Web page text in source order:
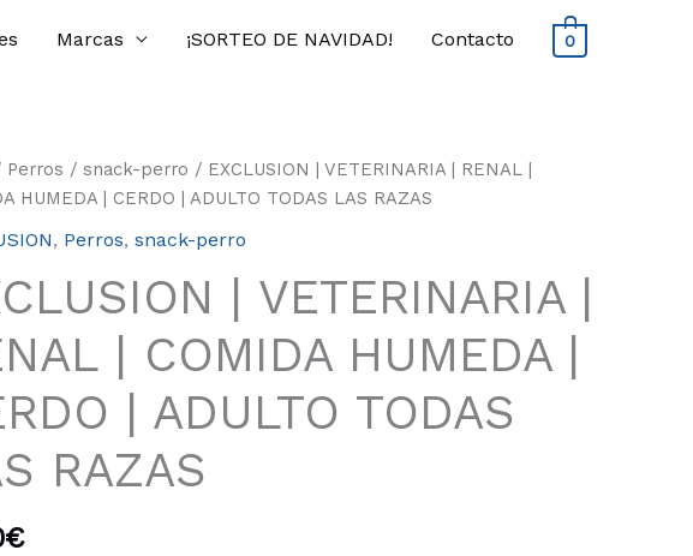
Marcas ¡SORTEO DE NAVIDAD! Contacto 0
Perros / snack-perro / EXCLUSION | VETERINARIA | RENAL |
HUMEDA | CERDO | ADULTO TODAS LAS RAZAS
, Perros, snack-perro
| VETERINARIA |
| COMIDA HUMEDA |
| ADULTO TODAS
RAZAS
€